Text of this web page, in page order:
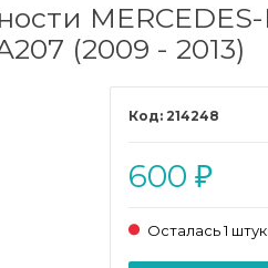
(2009 - 2013)
214248
600 ₽
Осталась 1